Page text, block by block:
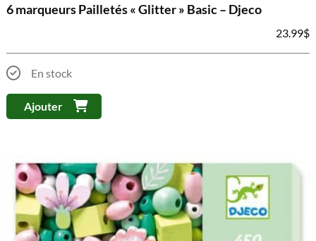
6 marqueurs Pailletés « Glitter » Basic – Djeco
23.99$
En stock
Ajouter